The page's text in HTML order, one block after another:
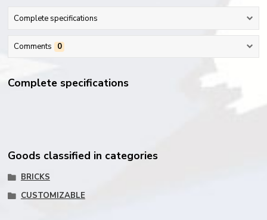
Complete specifications
Comments 0
Complete specifications
Goods classified in categories
BRICKS
CUSTOMIZABLE